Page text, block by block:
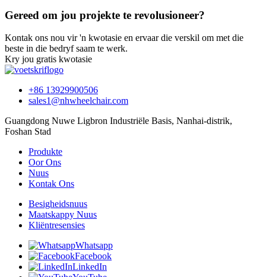
Gereed om jou projekte te revolusioneer?
Kontak ons ​​nou vir 'n kwotasie en ervaar die verskil om met die
beste in die bedryf saam te werk.
Kry jou gratis kwotasie
+86 13929900506
sales1@nhwheelchair.com
Guangdong Nuwe Ligbron Industriële Basis, Nanhai-distrik,
Foshan Stad
Produkte
Oor Ons
Nuus
Kontak Ons
Besigheidsnuus
Maatskappy Nuus
Kliëntresensies
Whatsapp
Facebook
LinkedIn